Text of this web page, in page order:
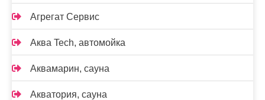
Агрегат Сервис
Аква Tech, автомойка
Аквамарин, сауна
Акватория, сауна